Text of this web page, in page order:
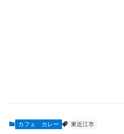
カフェ カレー 東近江市